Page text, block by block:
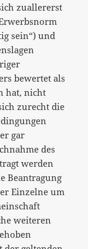
zuallererst
sein“) und
bewertet als
hat, nicht
zurecht die
gar
des
werden
Beantragung
Einzelne um
weiteren